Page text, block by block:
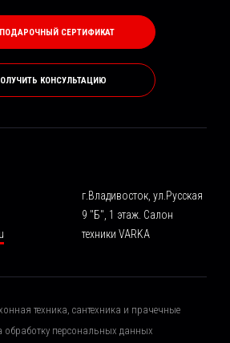
ПОДАРОЧНЫЙ СЕРТИФИКАТ
КОНСУЛЬТАЦИЮ
г.Владивосток, ул.Русская
9 "Б", 1 этаж. Салон
техники VARKA
техника, сантехника и прачечные
обработку персональных данных